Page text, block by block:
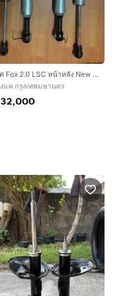
โช๊ค Fox 2.0 LSC หน้าหลัง New fortuner
แค กรุงเทพมหานคร